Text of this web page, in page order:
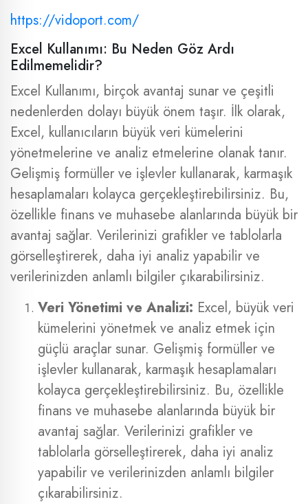
https://vidoport.com/
Excel Kullanımı: Bu Neden Göz Ardı
Edilmemelidir?
Excel Kullanımı, birçok avantaj sunar ve çeşitli
nedenlerden dolayı büyük önem taşır. İlk olarak,
Excel, kullanıcıların büyük veri kümelerini
yönetmelerine ve analiz etmelerine olanak tanır.
Gelişmiş formüller ve işlevler kullanarak, karmaşık
hesaplamaları kolayca gerçekleştirebilirsiniz. Bu,
özellikle finans ve muhasebe alanlarında büyük bir
avantaj sağlar. Verilerinizi grafikler ve tablolarla
görselleştirerek, daha iyi analiz yapabilir ve
verilerinizden anlamlı bilgiler çıkarabilirsiniz.
Veri Yönetimi ve Analizi: Excel, büyük veri
kümelerini yönetmek ve analiz etmek için
güçlü araçlar sunar. Gelişmiş formüller ve
işlevler kullanarak, karmaşık hesaplamaları
kolayca gerçekleştirebilirsiniz. Bu, özellikle
finans ve muhasebe alanlarında büyük bir
avantaj sağlar. Verilerinizi grafikler ve
tablolarla görselleştirerek, daha iyi analiz
yapabilir ve verilerinizden anlamlı bilgiler
çıkarabilirsiniz.